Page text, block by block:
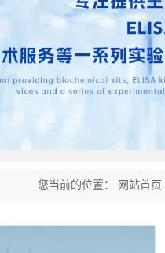
您当前的位置： 网站首页